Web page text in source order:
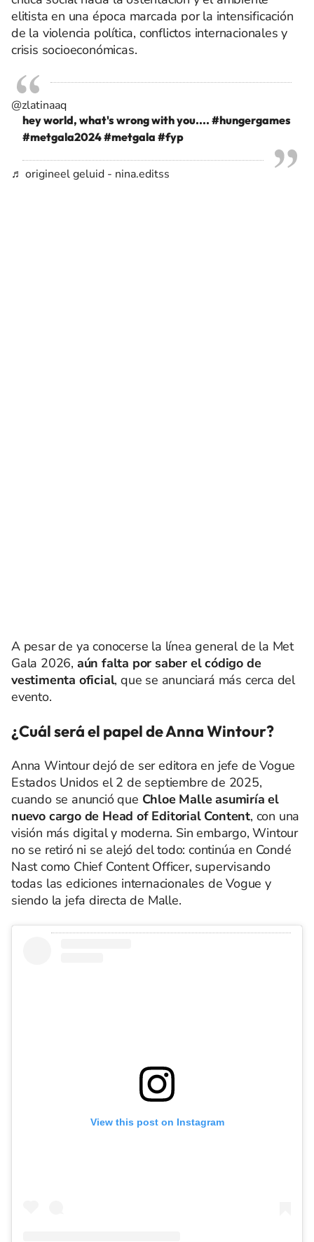
elitista en una época marcada por la intensificación
de la violencia política, conflictos internacionales y
crisis socioeconómicas.
@zlatinaaq
hey world, what's wrong with you.... #hungergames
#metgala2024#metgala #fyp
♬ origineel geluid - nina.editss
A pesar de ya conocerse la línea general de la Met
Gala 2026, aún falta por saber el código de
vestimenta oficial, que se anunciará más cerca del
evento.
¿Cuál será el papel de Anna Wintour?
Anna Wintour dejó de ser editora en jefe de Vogue
Estados Unidos el 2 de septiembre de 2025,
cuando se anunció que Chloe Malle asumiría el
nuevo cargo de Head of Editorial Content, con una
visión más digital y moderna. Sin embargo, Wintour
no se retiró ni se alejó del todo: continúa en Condé
Nast como Chief Content Officer, supervisando
todas las ediciones internacionales de Vogue y
siendo la jefa directa de Malle.
View this post on Instagram